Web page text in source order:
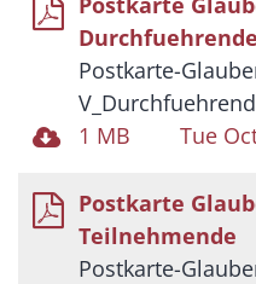
Durchfuehrende
Postkarte-
1 MB
Tue
Postkarte
Teilnehmende
Postkarte-